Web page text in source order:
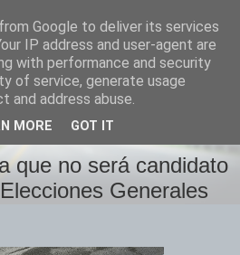
que no será candidato
Generales
Google to deliver its services
IP address and user-agent are
with performance and security
of service, generate usage
address abuse.
MORE GOT IT